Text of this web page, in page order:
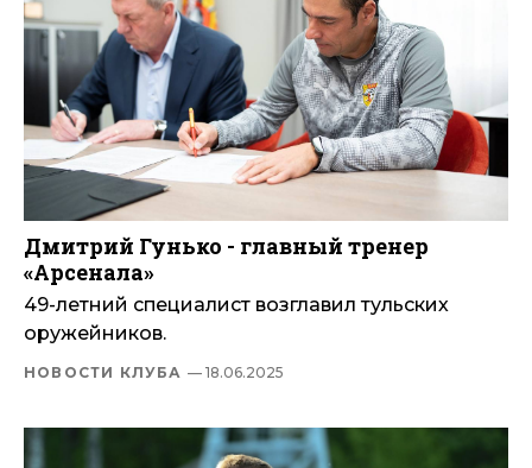
Дмитрий Гунько - главный тренер
«Арсенала»
49-летний специалист возглавил тульских
оружейников.
НОВОСТИ КЛУБА — 18.06.2025